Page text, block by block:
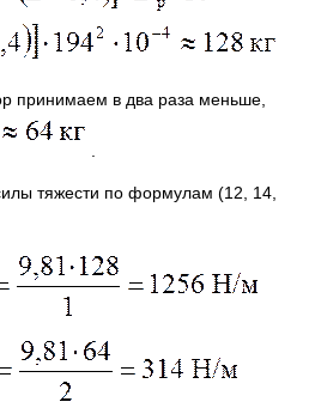
принимаем в два раза меньше,
тяжести по формулам (12, 14,